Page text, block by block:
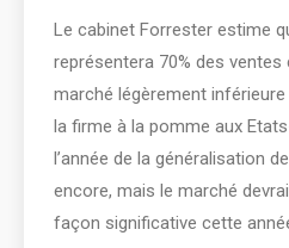
Le cabinet Forrester estime
représentera 70% des
marché légèrement
la firme à la pomme aux
l’année de la généralisation
encore, mais le marché
façon significative cette